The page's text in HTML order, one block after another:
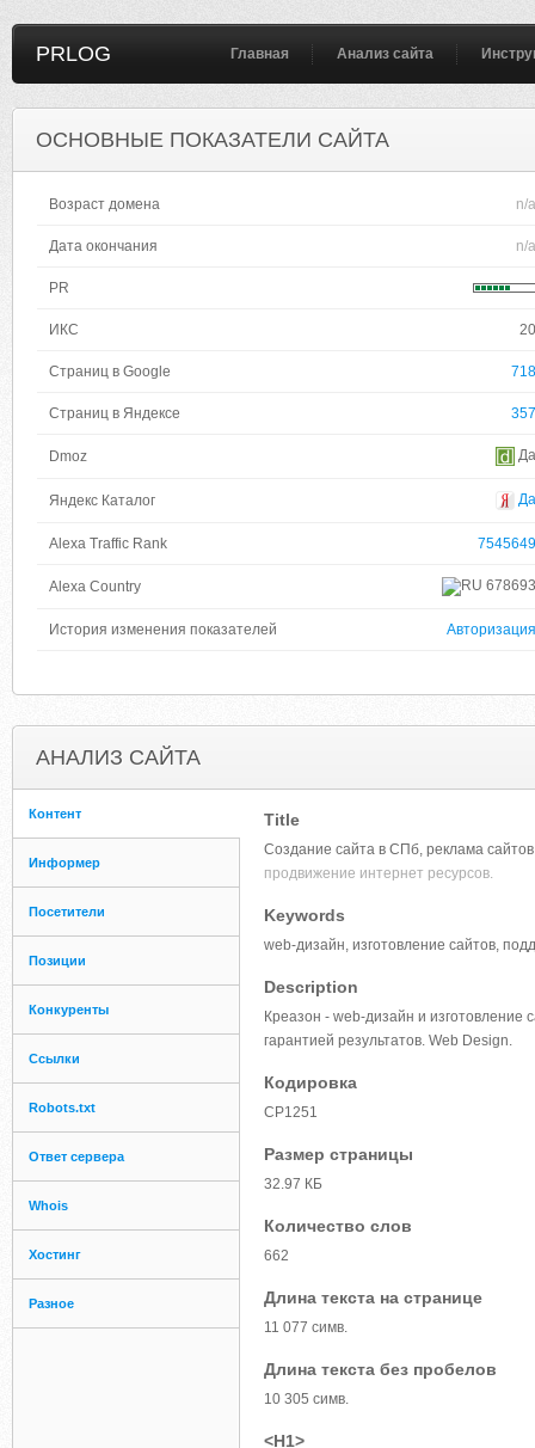
PRLOG Главная Анализ сайта
ОСНОВНЫЕ ПОКАЗАТЕЛИ САЙТА
Возраст домена n/a
Дата окончания n/a
PR
ИКС 20
Страниц в Google 718
Страниц в Яндексе 357
Dmoz Да
Яндекс Каталог Да
Alexa Traffic Rank 7545649
Alexa Country 678693
История изменения показателей Авторизация
АНАЛИЗ САЙТА
Контент
Информер
Посетители
Позиции
Конкуренты
Ссылки
Robots.txt
Ответ сервера
Whois
Хостинг
Разное
Title
Создание сайта в СПб, реклама
продвижение интернет ресурсов.
Keywords
web-дизайн, изготовление сайтов,
Description
Креазон - web-дизайн и
гарантией результатов. Web Design.
Кодировка
CP1251
Размер страницы
32.97 КБ
Количество слов
662
Длина текста на странице
11 077 симв.
Длина текста без пробелов
10 305 симв.
<H1>